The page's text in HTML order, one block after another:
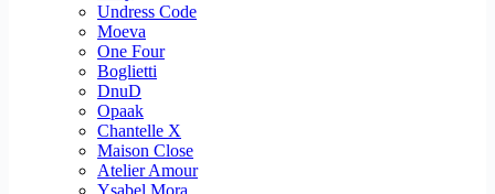
Undress Code
Moeva
One Four
Boglietti
DnuD
Opaak
Chantelle X
Maison Close
Atelier Amour
Ysabel Mora